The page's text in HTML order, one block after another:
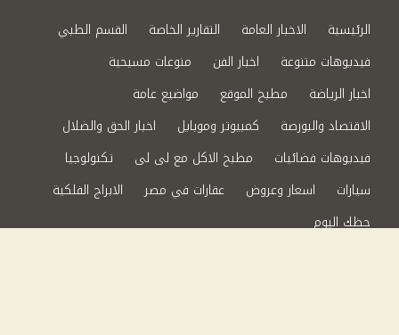
الرئيسية الاخبار العامة التقارير الخاصة
القسم الطبي
فيديوهات متنوعة
اخبار الفن
منوعات مسيحية
اخبار الرياضة
مطبخ الموقع
مواضيع عامة
الاقتصاد والبورصة
كمبيوتر وموبايل
اخبار الحق والضلال
فيديوهات فضائيات
مطبخ الاكل مع لى لى
تكنولوجيا
سيارات
اسعار وعروض عقارات في مصر
الابراج الفلكية
حظك اليوم